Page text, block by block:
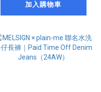
加入購物車